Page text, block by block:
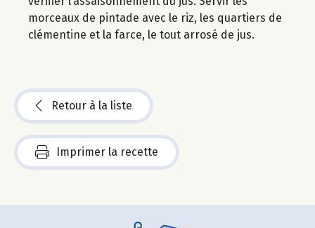
morceaux de pintade avec le riz, les quartiers de
clémentine et la farce, le tout arrosé de jus.
Retour à la liste
Imprimer la recette